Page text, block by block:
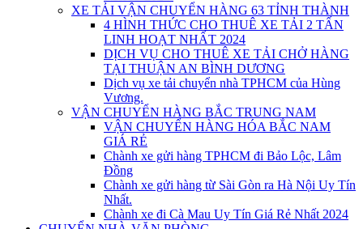
XE TẢI VẬN CHUYỂN HÀNG 63 TỈNH THÀNH
4 HÌNH THỨC CHO THUÊ XE TẢI 2 TẤN
LINH HOẠT NHẤT 2024
DỊCH VỤ CHO THUÊ XE TẢI CHỞ HÀNG
TẠI THUẬN AN BÌNH DƯƠNG
Dịch vụ xe tải chuyển nhà TPHCM của Hùng
Vương.
VẬN CHUYỂN HÀNG BẮC TRUNG NAM
VẬN CHUYỂN HÀNG HÓA BẮC NAM
GIÁ RẺ
Chành xe gửi hàng TPHCM đi Bảo Lộc, Lâm
Đồng
Chành xe gửi hàng từ Sài Gòn ra Hà Nội Uy Tín
Nhất.
Chành xe đi Cà Mau Uy Tín Giá Rẻ Nhất 2024